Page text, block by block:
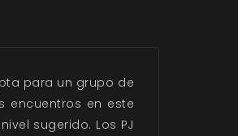
para un grupo de
encuentros en este
sugerido. Los PJ